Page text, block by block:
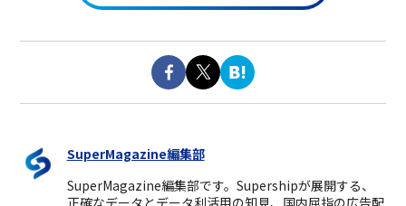
SuperMagazine編集部
SuperMagazine編集部です。Supershipが展開する、